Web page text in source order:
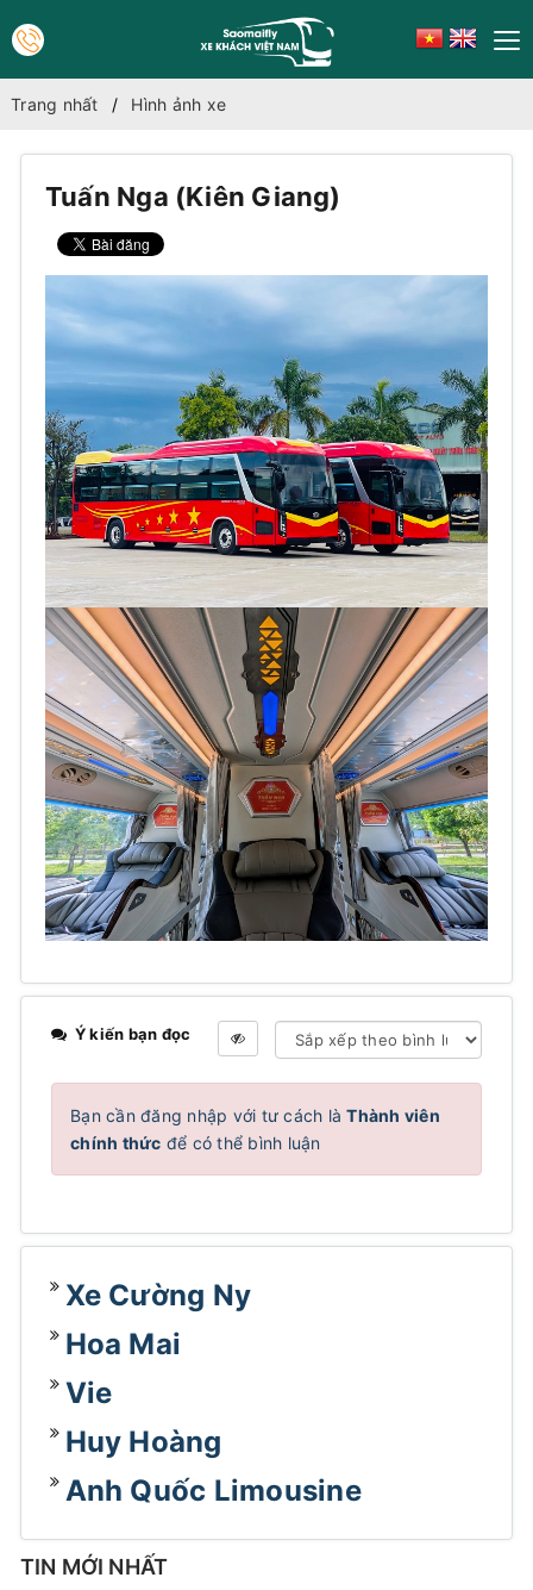
Trang nhất Hình ảnh xe
Tuấn Nga (Kiên Giang)
Ý kiến bạn đọc
Bạn cần đăng nhập với tư cách làThành viên
chính thức để có thể bình luận
Xe Cường Ny
Hoa Mai
Vie
Huy Hoàng
Anh Quốc Limousine
TIN MỚI NHẤT